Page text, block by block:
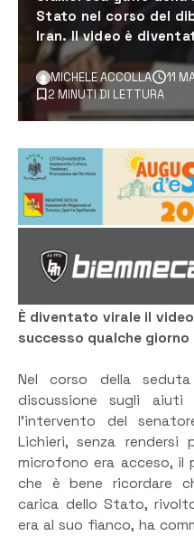
Stato nel corso del
Iran. Il video è
MICHELE ACCOLLA 11
2 MINUTI DI LETTURA
È diventato virale il
successo qualche
Nel corso della
discussione sugli
l’intervento del
Lichieri, senza
microfono era acceso, il
che è bene ricordare
carica dello Stato,
era al suo fianco, ha